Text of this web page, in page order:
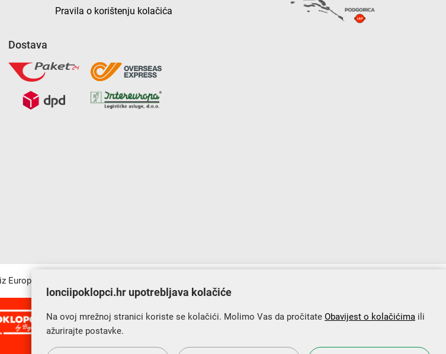
Pravila o korištenju kolačića
Dostava
fonda za regionalni razvoj u sklopu Operativnog programa „Konkurentnost i kohezija”.
s Vama od 2014. godine!
lonciipoklopci.hr upotrebljava kolačiće
Na ovoj mrežnoj stranici koriste se kolačići. Molimo Vas da pročitate Obavijest o kolačićima ili
ažurirajte postavke.